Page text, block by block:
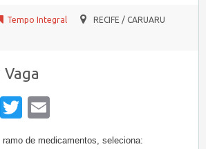
Tempo Integral
RECIFE / CARUARU
Vaga
Facebook
Twitter
ramo de medicamentos, seleciona: